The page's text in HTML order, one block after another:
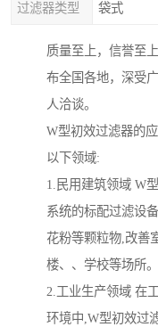
过滤器类型 袋式
质量至上，信誉至
布全国各地，深受
人洽谈。
W型初效过滤器的
以下领域:
1.民用建筑领域 W
系统的标配过滤设
花粉等颗粒物,改善
楼、、学校等场所。
2.工业生产领域 在
环境中,W型初效过